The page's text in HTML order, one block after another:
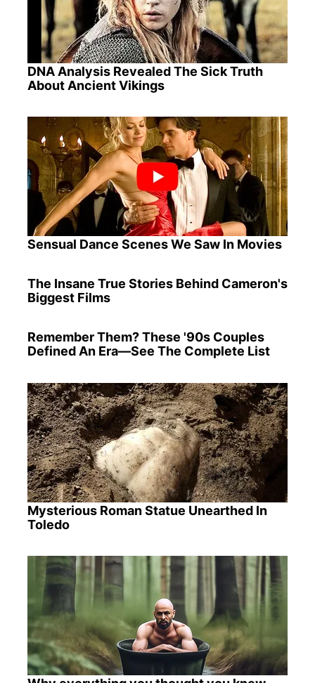
DNA Analysis Revealed The Sick Truth
About Ancient Vikings
Sensual Dance Scenes We Saw In Movies
The Insane True Stories Behind Cameron's
Biggest Films
Remember Them? These '90s Couples
Defined An Era—See The Complete List
Mysterious Roman Statue Unearthed In
Toledo